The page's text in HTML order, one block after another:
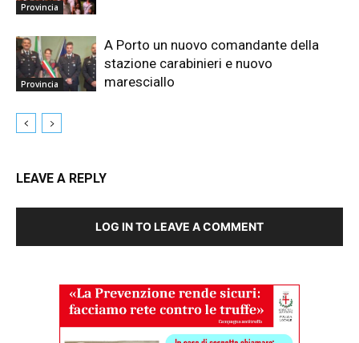
Provincia
Provincia
A Porto un nuovo comandante della
stazione carabinieri e nuovo
maresciallo
LEAVE A REPLY
LOG IN TO LEAVE A COMMENT